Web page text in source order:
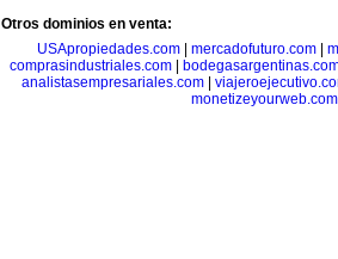
Otros dominios en venta:
USApropiedades.com| mercadofuturo.com|
comprasindustriales.com
analistasempresariales.com
monetizeyourweb.com